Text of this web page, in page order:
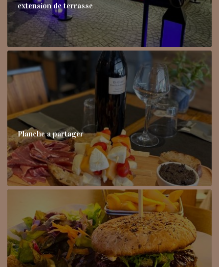
extension de terrasse
Planche a partager